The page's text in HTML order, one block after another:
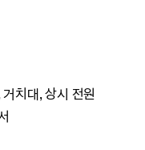
거치대,상시 전원